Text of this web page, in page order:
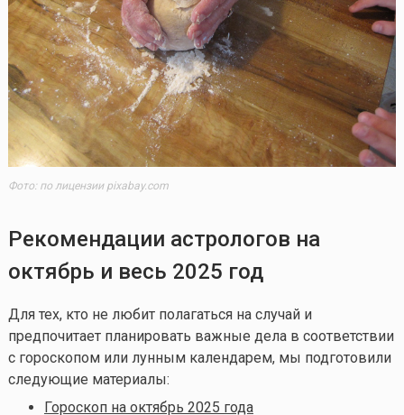
Фото: по лицензии pixabay.com
Рекомендации астрологов на
октябрь и весь 2025 год
Для тех, кто не любит полагаться на случай и
предпочитает планировать важные дела в соответствии
с гороскопом или лунным календарем, мы подготовили
следующие материалы:
Гороскоп на октябрь 2025 года